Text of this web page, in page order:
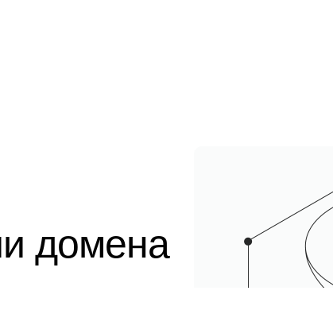
домена